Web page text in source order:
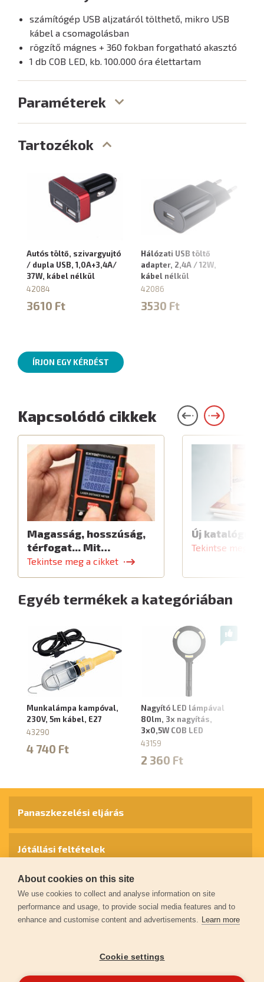
számítógép USB aljzatáról tölthető, mikro USB
kábel a csomagolásban
rögzítő mágnes + 360 fokban forgatható akasztó
1 db COB LED, kb. 100.000 óra élettartam
Paraméterek
Tartozékok
Autós töltő, szivargyujtó
/ dupla USB, 1,0A+3,4A/
37W, kábel nélkül
42084
3610 Ft
Hálózati USB töltő
adapter, 2,4A / 12W,
kábel nélkül
42086
3530 Ft
ÍRJON EGY KÉRDÉST
Kapcsolódó cikkek
Magasság, hosszúság,
térfogat... Mit…
Tekintse meg a cikket
Új katalógus
Tekintse meg a
Egyéb termékek a kategóriában
Munkalámpa kampóval,
230V, 5m kábel, E27
43290
4 740 Ft
Nagyító LED lámpával
80lm, 3x nagyítás,
3x0,5W COB LED
43159
2 360 Ft
Panaszkezelési eljárás
Jótállási feltételek
Személyes adatok védelme
Kapcsolat
Garancia regisztráció
About cookies on this site
We use cookies to collect and analyse information on site
performance and usage, to provide social media features and to
enhance and customise content and advertisements. Learn more
Cookie settings